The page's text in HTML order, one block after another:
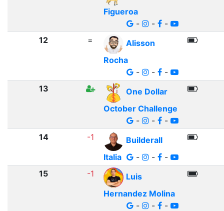
Figueroa
-
-
-
12
=
Alisson
Rocha
-
-
-
13
One Dollar
October Challenge
-
-
-
14
-1
Builderall
Italia
- -
-
15
-1
Luis
Hernandez Molina
-
-
-